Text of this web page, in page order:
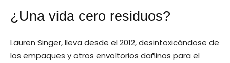
¿Una vida cero residuos?
Lauren Singer, lleva desde el 2012, desintoxicándose de
los empaques y otros envoltorios dañinos para el